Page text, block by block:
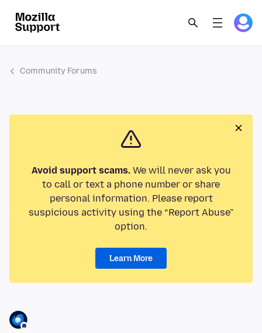
Community Forums
Avoid support scams.We will never ask you
to call or text a phone number or share
personal information. Please report
suspicious activity using the “Report Abuse”
option.
Learn More